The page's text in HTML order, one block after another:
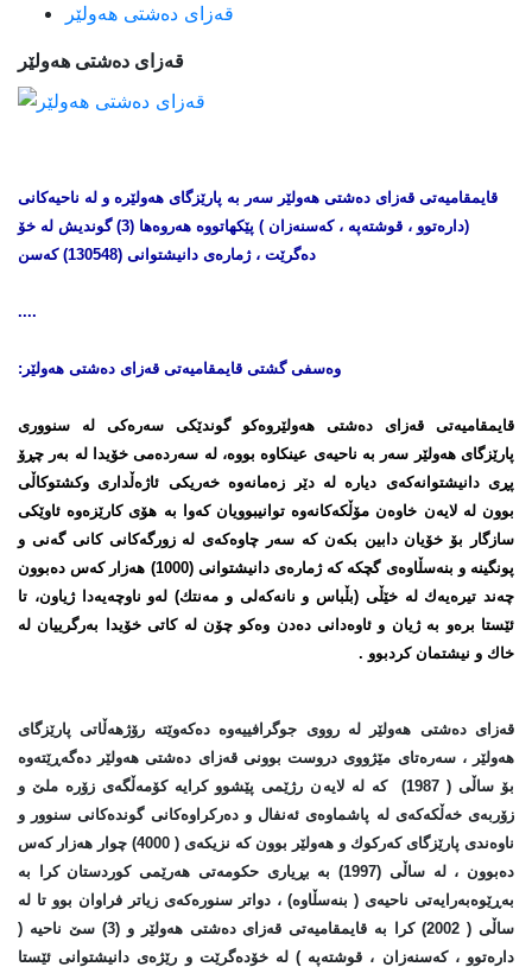
قه‌زای ده‌شتی هه‌ولێر
قه‌زای ده‌شتی هه‌ولێر
قایمقامیەتی قەزای دەشتی هەولێر سەر بە پارێزگای هەولێرە و لە ناحیەکانی
(دارەتوو ، قوشتەپە ، کەسنەزان ) پێکهاتووه‌ هه‌روه‌ها (3) گوندیش له‌ خۆ
ده‌گرێت ، ژمارەی دانیشتوانی (130548) که‌سن
....
وەسفی گشتی قایمقامیەتی قەزای دەشتی هەولێر :
قایمقامیەتی قەزای دەشتی هەولێروەکو گوندێكی سەرەكی لە سنووری
پارێزگای هەولێر سەر بە ناحیەی عینكاوە بووە، لە سەردەمی خۆیدا لە بەر چڕۆ
پڕی دانیشتوانەكەی دیارە لە دێر زەمانەوە خەریكی ئاژەڵداری وكشتوكاڵی
بوون لە لایەن خاوەن مۆڵكەكانەوە توانیبوویان كەوا بە هۆی كارێزەوە ئاوێكی
سازگار بۆ خۆیان دابین بكەن كە سەر چاوەكەی لە زورگەكانی كانی گەنی و
پونگینە و بنەسڵاوەی گچكە كە ژمارەی دانیشتوانی (1000) هەزار كەس دەبوون
چەند تیرەیەك لە خێڵی (بڵباس و نانەكەلی و مەنتك) لەو ناوچەیەدا ژیاون، تا
ئێستا برەو بە ژیان و ئاوەدانی دەدن وەكو چۆن لە كاتی خۆیدا بەرگرییان لە
خاك و نیشتمان كردبوو .
قەزای دەشتی هەولێر لە رووی جوگرافییەوە دەكەوێتە رۆژهەڵاتی پارێزگای
هەولێر ، سەرەتای مێژووی دروست بوونی قەزای دەشتی هەولێر دەگەڕێتەوە
بۆ ساڵی ( 1987) كە لە لایەن رژێمی پێشوو كرایە كۆمەڵگەی زۆرە ملێ‌ و
زۆربەی خەڵكەكەی لە پاشماوەی ئەنفال و دەركراوەكانی گوندەكانی سنوور و
ناوەندی پارێزگای كەركوك و هەولێر بوون كە نزیكەی ( 4000) چوار هەزار كەس
دەبوون ، لە ساڵی (1997) بە بڕیاری حكومەتی هەرێمی كوردستان كرا بە
بەڕێوەبەرایەتی ناحیەی ( بنەسڵاوە) ، دواتر سنورەكەی زیاتر فراوان بوو تا لە
ساڵی ( 2002) كرا بە قایمقامیەتی قەزای دەشتی هەولێر و (3) سێ‌ ناحیە (
دارەتوو ، كەسنەزان ، قوشتەپە ) لە خۆدەگرێت و رێژەی دانیشتوانی ئێستا